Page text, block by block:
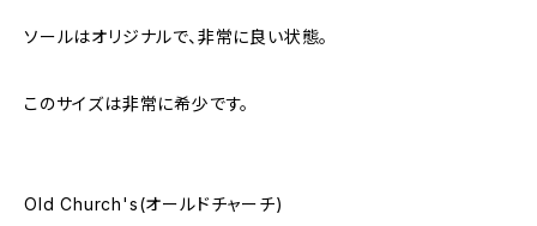
ソールはオリジナルで、非常に良い状態。
このサイズは非常に希少です。
Old Church's(オールドチャーチ)